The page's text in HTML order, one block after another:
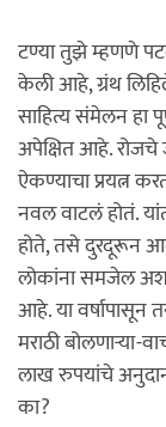
टण्या तुझे म्हणणे
केली आहे, ग्रंथ
साहित्य संमेलन हा
अपेक्षित आहे. रोजचे
ऐकण्याचा प्रयत्न
नवल वाटलं होतं.
होते, तसे दुरदूरून
लोकांना समजेल
आहे. या वर्षापासून
मराठी बोलणार्‍या-
लाख रुपयांचे
का?